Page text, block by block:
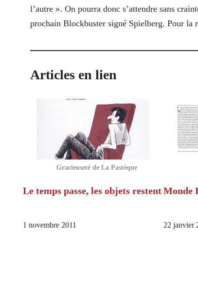
l’autre ». On pourra donc s’attendre sans
prochain Blockbuster signé Spielberg. Pour la
Articles en lien
Gracieuseté de La Pastèque
Le temps passe, les objets restent
1 novembre 2011
Monde
22 janvier